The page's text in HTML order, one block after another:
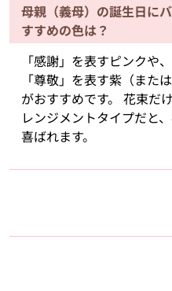
母親（義母）の誕生日に
すすめの色は？
「感謝」を表すピンクや
「尊敬」を表す紫（また
がおすすめです。 花束だ
レンジメントタイプだと
喜ばれます。